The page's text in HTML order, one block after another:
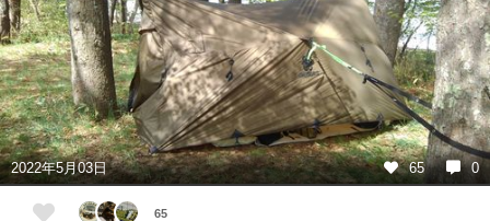
2022年5月03日 65 0
65